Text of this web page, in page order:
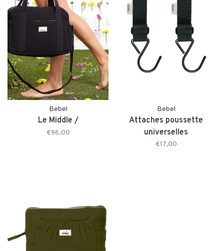
Bebel
Le Middle /
€96,00
Bebel
Attaches poussette
universelles
€17,00